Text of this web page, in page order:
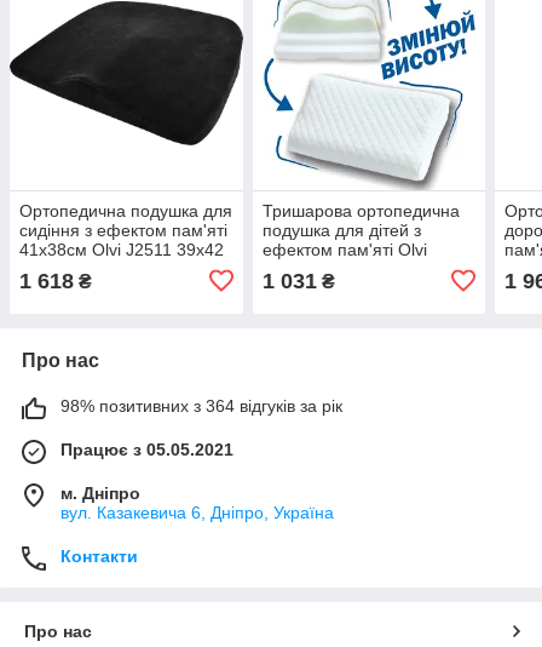
Ортопедична подушка для
сидіння з ефектом пам'яті
41х38см Olvi J2511 39x42
1 618 ₴
Тришарова ортопедична
подушка для дітей з
ефектом пам'яті Olvi
1 031₴ 1
Про нас
98% позитивних з 364 відгуків за рік
Працює з 05.05.2021
м. Дніпро
вул. Казакевича 6, Дніпро, Україна
Контакти
Про нас